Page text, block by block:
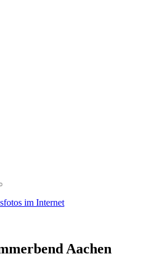
im Internet
Aachen